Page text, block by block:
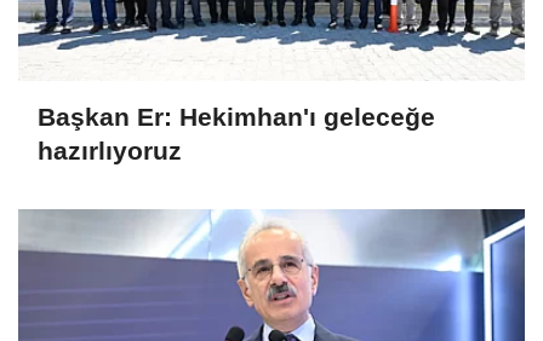
Başkan Er: Hekimhan'ı geleceğe
hazırlıyoruz